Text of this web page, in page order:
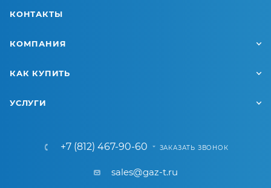
КОНТАКТЫ
КОМПАНИЯ
КАК КУПИТЬ
УСЛУГИ
+7 (812) 467-90-60 ЗАКАЗАТЬ ЗВОНОК
sales@gaz-t.ru